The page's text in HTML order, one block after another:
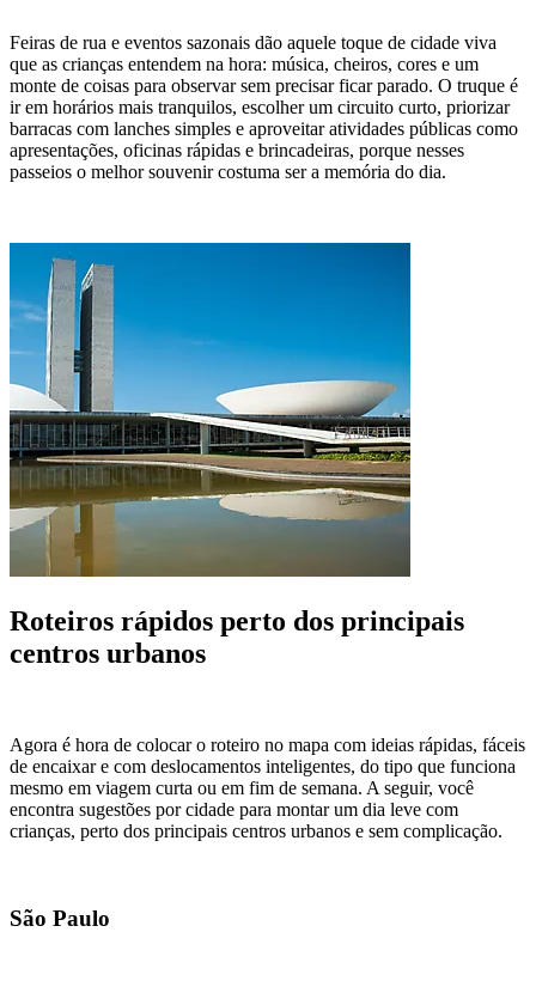
Feiras de rua e eventos sazonais dão aquele toque de cidade viva
que as crianças entendem na hora: música, cheiros, cores e um
monte de coisas para observar sem precisar ficar parado. O truque é
ir em horários mais tranquilos, escolher um circuito curto, priorizar
barracas com lanches simples e aproveitar atividades públicas como
apresentações, oficinas rápidas e brincadeiras, porque nesses
passeios o melhor souvenir costuma ser a memória do dia.
Roteiros rápidos perto dos principais
centros urbanos
Agora é hora de colocar o roteiro no mapa com ideias rápidas, fáceis
de encaixar e com deslocamentos inteligentes, do tipo que funciona
mesmo em viagem curta ou em fim de semana. A seguir, você
encontra sugestões por cidade para montar um dia leve com
crianças, perto dos principais centros urbanos e sem complicação.
São Paulo